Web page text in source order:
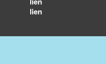
lien